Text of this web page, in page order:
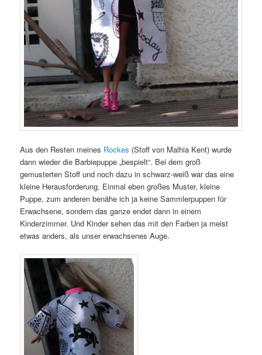
Aus den Resten meines Rockes (Stoff von Malhia Kent) wurde
dann wieder die Barbiepuppe „bespielt“. Bei dem groß
gemusterten Stoff und noch dazu in schwarz-weiß war das eine
kleine Herausforderung. Einmal eben großes Muster, kleine
Puppe, zum anderen benähe ich ja keine Sammlerpuppen für
Erwachsene, sondern das ganze endet dann in einem
Kinderzimmer. Und Kinder sehen das mit den Farben ja meist
etwas anders, als unser erwachsenes Auge.